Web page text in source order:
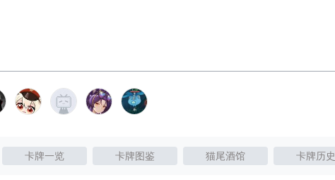
卡牌一览 卡牌图鉴 猫尾酒馆 卡牌历史